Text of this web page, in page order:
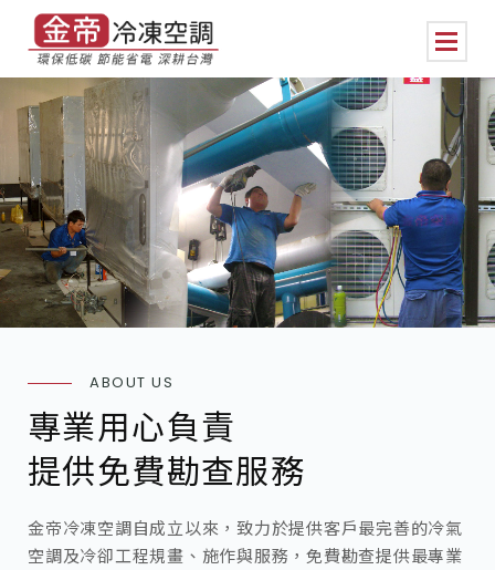
ABOUT US
專業用心負責
提供免費勘查服務
金帝冷凍空調自成立以來，致力於提供客戶最完善的冷氣
空調及冷卻工程規畫、施作與服務，免費勘查提供最專業